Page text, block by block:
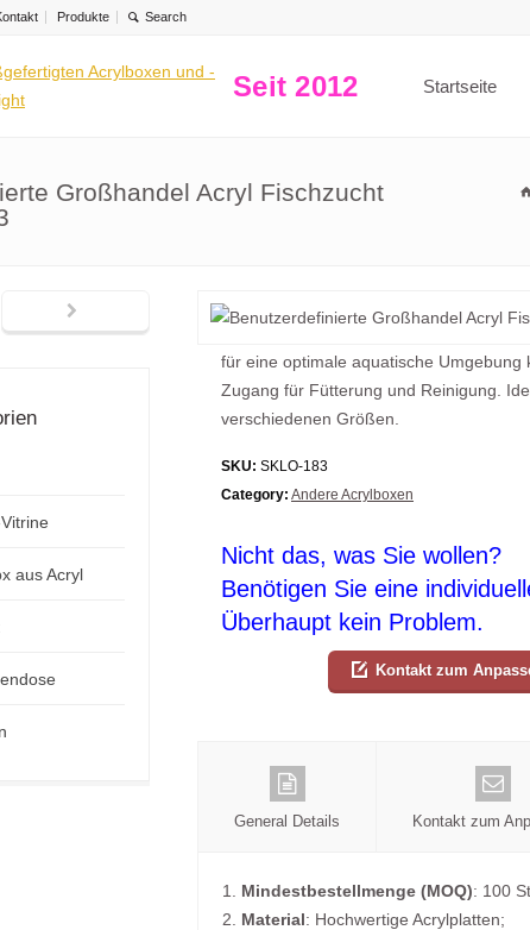
Produkte
Seit 2012 Startseite
Großhandel Acryl Fischzucht
für eine optimale aquatische
Zugang für Fütterung und Reinigung.
verschiedenen Größen.
SKU: SKLO-183
Category: Andere Acrylboxen
Nicht das, was Sie wollen?
Benötigen Sie eine
Überhaupt kein Problem.
Kontakt zum
General Details Kontakt zum
1. Mindestbestellmenge (MOQ): 100
2. Material: Hochwertige Acrylplatten;
aus Acryl